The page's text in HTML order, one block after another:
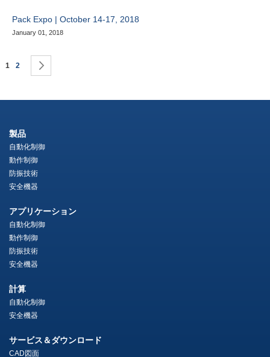
Pack Expo | October 14-17, 2018
January 01, 2018
ペ
ページを読んでいます
1 ページ
2
製品
自動化制御
動作制御
防振技術
安全機器
アプリケーション
自動化制御
動作制御
防振技術
安全機器
計算
自動化制御
安全機器
サービス＆ダウンロード
CAD図面